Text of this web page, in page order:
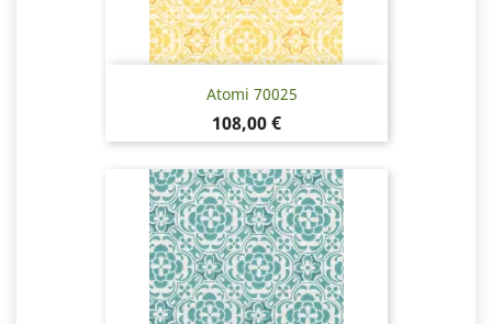
Atomi 70025
Pris
108,00 €